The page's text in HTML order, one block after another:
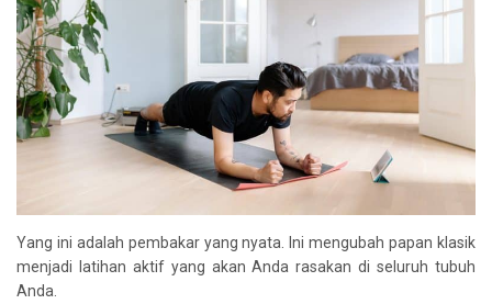
Yang ini adalah pembakar yang nyata. Ini mengubah papan klasik
menjadi latihan aktif yang akan Anda rasakan di seluruh tubuh
Anda.